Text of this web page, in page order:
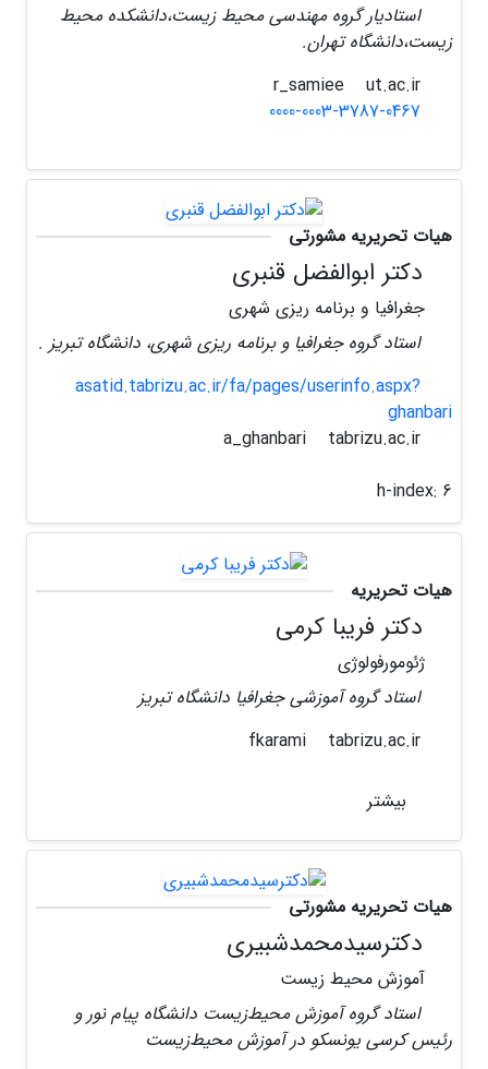
استادیار گروه مهندسی محیط زیست،دانشکده محیط
زیست،دانشگاه تهران.
ut.ac.ir
0000-0003-3787-0467
هیات تحریریه مشورتی
دکتر ابوالفضل قنبری
جغرافیا و برنامه ریزی شهری
استاد گروه جغرافیا و برنامه ریزی شهری، دانشگاه تبریز .
asatid.tabrizu.ac.ir/fa/pages/userinfo.aspx?
ghanbari
tabrizu.ac.ir
h-index: 6
هیات تحریریه
دکتر فریبا کرمی
ژئومورفولوژی
استاد گروه آموزشی جغرافیا دانشگاه تبریز
tabrizu.ac.ir
بیشتر
هیات تحریریه مشورتی
دکترسیدمحمدشبیری
آموزش محیط زیست
استاد گروه آموزش محیط‌زیست دانشگاه پیام نور و
رئیس کرسی یونسکو در آموزش محیط‌زیست